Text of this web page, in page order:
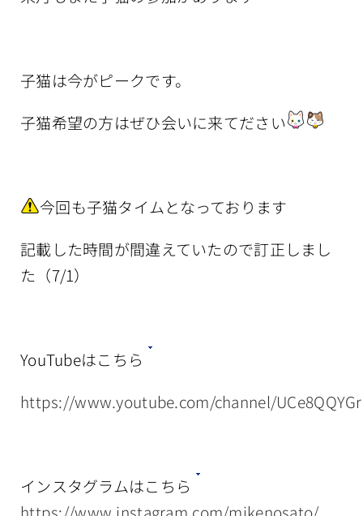
子猫は今がピークです。
子猫希望の方はぜひ会いに来てださい
今回も子猫タイムとなっております
記載した時間が間違えていたので訂正しまし
た（7/1）
YouTubeはこちら
https://www.youtube.com/channel/
インスタグラムはこちら